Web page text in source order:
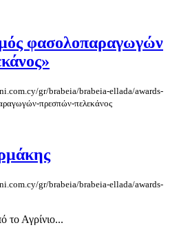
φασολοπαραγωγών
gr/brabeia/brabeia-ellada/awards-
πρεσπών-πελεκάνος
gr/brabeia/brabeia-ellada/awards-
το Αγρίνιο...